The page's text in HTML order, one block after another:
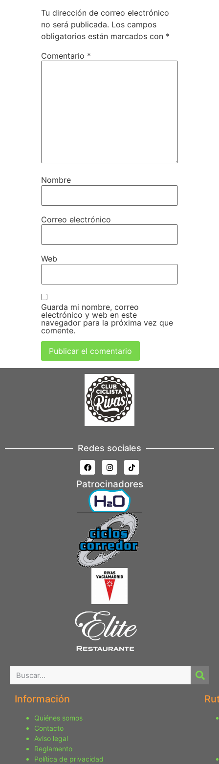
Tu dirección de correo electrónico
no será publicada. Los campos
obligatorios están marcados con *
Comentario *
Nombre
Correo electrónico
Web
Guarda mi nombre, correo
electrónico y web en este
navegador para la próxima vez que
comente.
Redes sociales
Patrocinadores
Información
Quiénes somos
Contacto
Aviso legal
Reglamento
Política de privacidad